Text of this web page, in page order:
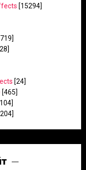
[15294]
[24]
[465]